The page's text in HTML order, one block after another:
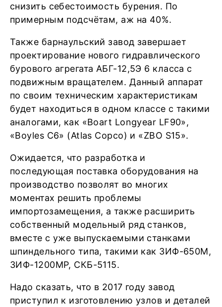
снизить себестоимость бурения. По
примерным подсчётам, аж на 40%.
Также барнаульский завод завершает
проектирование нового гидравлического
бурового агрегата АБГ-12,5Э 6 класса с
подвижным вращателем. Данный аппарат
по своим техническим характеристикам
будет находиться в одном классе с такими
аналогами, как «Boart Longyear LF90»,
«Boyles C6» (Atlas Copco) и «ZBO S15».
Ожидается, что разработка и
последующая поставка оборудования на
производство позволят во многих
моментах решить проблемы
импортозамещения, а также расширить
собственный модельный ряд станков,
вместе с уже выпускаемыми станками
шпиндельного типа, такими как ЗИФ-650М,
ЗИФ-1200МР, СКБ-5115.
Надо сказать, что в 2017 году завод
приступил к изготовлению узлов и деталей